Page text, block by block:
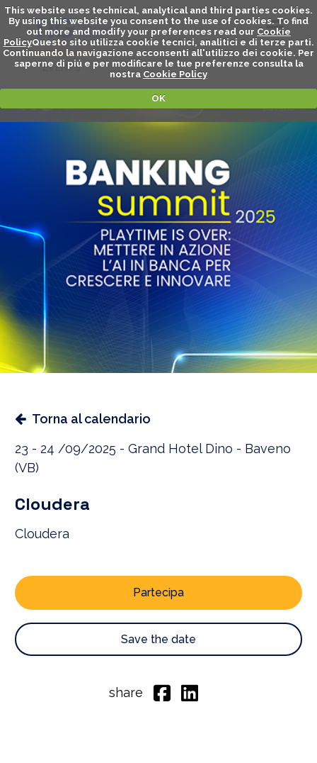
This website uses technical, analytical and third parties cookies.
By using this website you consent to the use of cookies. To find
out more and modify your preferences read our Cookie
PolicyQuesto sito utilizza cookie tecnici, analitici e di terze parti.
Continuando la navigazione acconsenti all'utilizzo dei cookie. Per
saperne di piú e per modificare le tue preferenze consulta la
nostra Cookie Policy
OK
EVENTS
Torna al calendario
23 - 24 /09/2025 - Grand Hotel Dino - Baveno
(VB)
Cloudera
Cloudera
Partecipa
Save the date
share